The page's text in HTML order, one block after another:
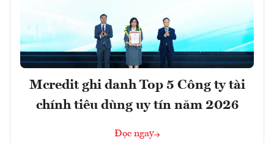
Mcredit ghi danh Top 5 Công ty tài
chính tiêu dùng uy tín năm 2026
Đọc ngay